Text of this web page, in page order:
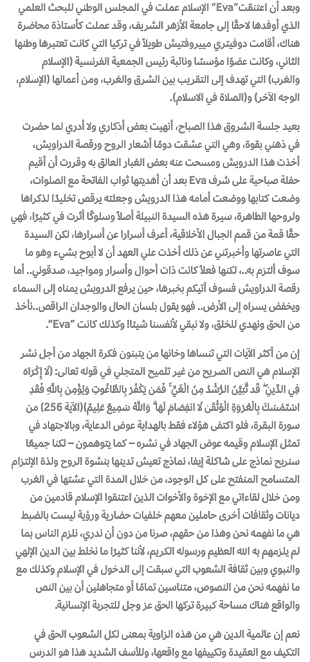
وبعد أن اعتنقت”Eva” الإسلام عملت في المجلس الوطني للبحث العلمي
الذي أوفدها لاحقًا إلى جامعة الأزهر الشريف، وقد عملت كأستاذة محاضرة
هناك، أقامت دوفيتري مييروفتيش طويلاً في تركيا التي كانت تعتبرها وطنها
الثاني، وكانت عضوًا مؤسسًا ونائبة رئيس الجمعية الفرنسية (الإسلام
والغرب) التي تهدف إلى التقريب بين الشرق والغرب، ومن أعمالها (الإسلام،
الوجه الآخر) و(الصلاة في الاسلام).
بعيد جلسة الشروق هذا الصباح، أنهيت بعض أذكاري ولا أدري لما حضرت
في ذهني بقوة، وهي التي عشقت دومًا أشعار الروح ورقصة الدراويش،
أخذت هذا الدرويش ومسحت عنه بعض الغبار العالق به وقررت أن أقيم
حفلة صباحية على شرف Eva بعد أن أهديتها ثواب الفاتحة مع الصلوات،
وضعت كتابها ووضعت أمامه هذا الدرويش وجعلته يرقص تخليدًا لذكراها
ولروحها الطاهرة، سيرة هذه السيدة النبيلة أصلاً وسلوكًا أثرت في كثيرًا، فهي
حقًا قمة من قمم الجبال الأخلاقية، أعرف أسرارا عن أسرارها، لكن السيدة
التي عاصرتها وأخبرتني عن ذلك أخذت علي العهد أن لا أبوح بشيء وهو ما
سوف ألتزم به..، لكنها فعلاً كانت ذات أحوال وأسرار ومواجيد، صدقوني.. أما
رقصة الدراويش فسوف آتيكم بخبرها، حين يرفع الدرويش يمناه إلى السماء
ويخفض يسراه إلى الأرض.. فهو يقول بلسان الحال والوجدان الراقص..نأخذ
من الحق ونهدي للخلق، ولا نبقي لأنفسنا شيئا! وكذلك كانت “Eva”.
إن من أكثر الآيات التي تنساها وخانها من يتبنون فكرة الجهاد من أجل نشر
الإسلام هي النص الصريح من غير تلميح المتجلي في قوله تعالى: (لَا إِكْرَاهَ
فِي الدِّينِ ۖ قَد تَّبَيَّنَ الرُّشْدُ مِنَ الْغَيِّ ۚ فَمَن يَكْفُرْ بِالطَّاغُوتِ وَيُؤْمِن بِاللَّهِ فَقَدِ
اسْتَمْسَكَ بِالْعُرْوَةِ الْوُثْقَىٰ لَا انفِصَامَ لَهَا ۗ وَاللَّهُ سَمِيعٌ عَلِيمٌ)(الآية 256) من
سورة البقرة، فلو اكتفى هؤلاء فقط بالهداية عوض الدعاية، وبالاجتهاد في
تمثل الإسلام وقيمه عوض الجهاد في نشره – كما يتوهمون – لكنا جميعًا
سنربح نماذج على شاكلة إيفا، نماذج تعيش تدينها بنشوة الروح ولذة الإلتزام
المتسامح المنفتح على كل الوجود، من خلال المدة التي عشتها في الغرب
ومن خلال لقاءاتي مع الإخوة والأخوات الذين اعتنقوا الإسلام قادمين من
ديانات وثقافات أخرى حاملين معهم خلفيات حضارية ورؤية ليست بالضبط
هي ما نفهمه نحن وهذا من حقهم، صرنا من دون أن ندري، نلزم الناس بما
لم يلزمهم به الله العظيم ورسوله الكريم، لأننا كثيرًا ما نخلط بين الدين الإلهي
والنبوي وبين ثقافة الشعوب التي سبقت إلى الدخول في الإسلام وكذلك مع
ما نفهمه نحن من النصوص، متناسين تمامًا أو متجاهلين أن بين النص
والواقع هناك مساحة كبيرة تركها الحق عز وجل للتجربة الإنسانية.
نعم إن عالمية الدين هي من هذه الزاوية بمعنى لكل الشعوب الحق في
التكيف مع العقيدة وتكييفها مع واقعها، وللأسف الشديد هذا هو الدرس